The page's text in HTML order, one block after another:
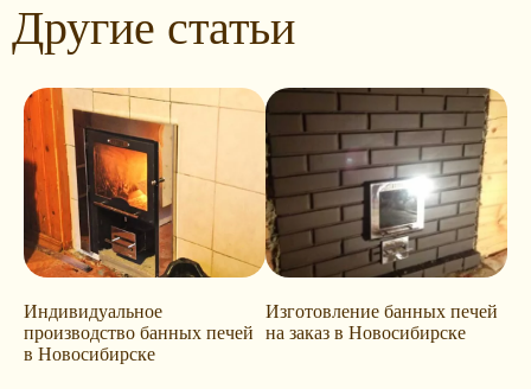
Другие статьи
Индивидуальное
производство банных печей
в Новосибирске
Изготовление банных печей
на заказ в Новосибирске